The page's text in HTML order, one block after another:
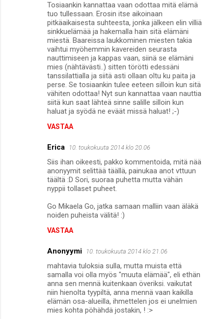
Tosiaankin kannattaa vaan odottaa mitä elämä
tuo tullessaan. Erosin itse aikoinaan
pitkäaikaisesta suhteesta, jonka jälkeen elin villiä
sinkkuelämää ja hakemalla hain sitä elämäni
miestä. Baareissa laukkominen miesten takia
vaihtui myöhemmin kavereiden seurasta
nauttimiseen ja kappas vaan, siinä se elämäni
mies (nähtävästi..) sitten törötti edessäni
tanssilattialla ja siitä asti ollaan oltu ku paita ja
perse. Se tosiaankin tulee eeteen silloin kun sitä
vähiten odottaa! Nyt sun kannattaa vaan nauttia
siitä kun saat lähteä sinne salille silloin kun
haluat ja syödä ne eväät missä haluat! ;-)
VASTAA
Erica 10. toukokuuta 2014 klo 20.06
Siis ihan oikeesti, pakko kommentoida, mitä nää
anonyymit selittää täällä, painukaa anot vttuun
täältä :D Sori, suoraa puhetta mutta vähän
nyppii tollaset puheet.
Go Mikaela Go, jatka samaan malliin vaan äläkä
noiden puheista välitä! :)
VASTAA
Anonyymi 10. toukokuuta 2014 klo 21.06
mahtavia tuloksia sulla, mutta muista että
samalla voi olla myös "muuta elämää", eli ethän
anna sen mennä kuitenkaan överiksi. vaikutat
niin hienolta tyypiltä, anna mennä vaan kaikilla
elämän osa-alueilla, ihmettelen jos ei unelmien
mies kohta pöhähdä jostakin, ! :>